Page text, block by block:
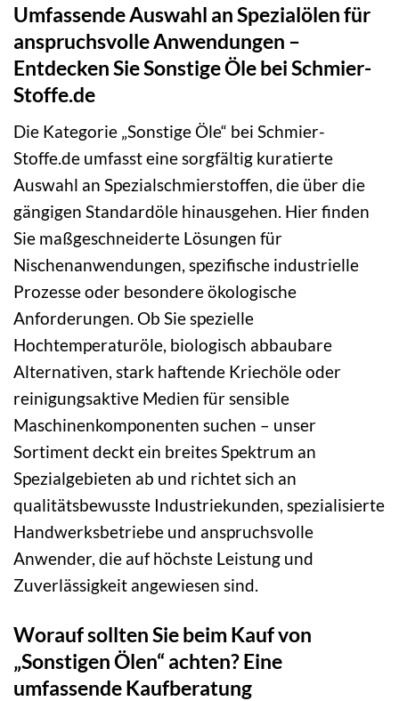
Umfassende Auswahl an Spezialölen für
anspruchsvolle Anwendungen –
Entdecken Sie Sonstige Öle bei Schmier-
Stoffe.de
Die Kategorie „Sonstige Öle“ bei Schmier-
Stoffe.de umfasst eine sorgfältig kuratierte
Auswahl an Spezialschmierstoffen, die über die
gängigen Standardöle hinausgehen. Hier finden
Sie maßgeschneiderte Lösungen für
Nischenanwendungen, spezifische industrielle
Prozesse oder besondere ökologische
Anforderungen. Ob Sie spezielle
Hochtemperaturöle, biologisch abbaubare
Alternativen, stark haftende Kriechöle oder
reinigungsaktive Medien für sensible
Maschinenkomponenten suchen – unser
Sortiment deckt ein breites Spektrum an
Spezialgebieten ab und richtet sich an
qualitätsbewusste Industriekunden, spezialisierte
Handwerksbetriebe und anspruchsvolle
Anwender, die auf höchste Leistung und
Zuverlässigkeit angewiesen sind.
Worauf sollten Sie beim Kauf von
„Sonstigen Ölen“ achten? Eine
umfassende Kaufberatung